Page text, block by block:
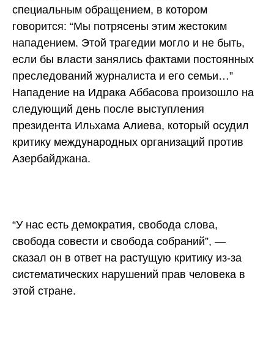
специальным обращением, в котором
говорится: “Мы потрясены этим жестоким
нападением. Этой трагедии могло и не быть,
если бы власти занялись фактами постоянных
преследований журналиста и его семьи…”
Нападение на Идрака Аббасова произошло на
следующий день после выступления
президента Ильхама Алиева, который осудил
критику международных организаций против
Азербайджана.
“У нас есть демократия, свобода слова,
свобода совести и свобода собраний”, —
сказал он в ответ на растущую критику из-за
систематических нарушений прав человека в
этой стране.